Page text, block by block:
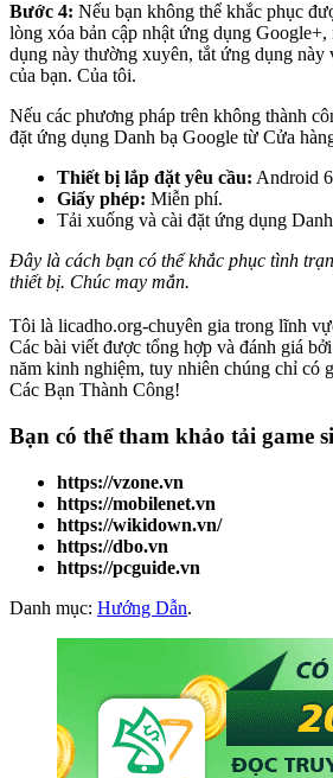
Bước 4: Nếu bạn không thể khắc phục
lòng xóa bản cập nhật ứng dụng
dụng này thường xuyên, tắt ứng dụng này
của bạn. Của tôi.
Nếu các phương pháp trên không thành
đặt ứng dụng Danh bạ Google từ Cửa
Thiết bị lắp đặt yêu cầu: Android
Giấy phép: Miễn phí.
Tải xuống và cài đặt ứng dụng
Đây là cách bạn có thể khắc phục tình
thiết bị. Chúc may mắn.
Tôi là licadho.org-chuyên gia trong lĩnh
Các bài viết được tổng hợp và đánh giá
năm kinh nghiệm, tuy nhiên chúng chỉ có
Các Bạn Thành Công!
Bạn có thể tham khảo tải game
https://vzone.vn
https://mobilenet.vn
https://wikidown.vn/
https://dbo.vn
https://pcguide.vn
Danh mục: Hướng Dẫn.